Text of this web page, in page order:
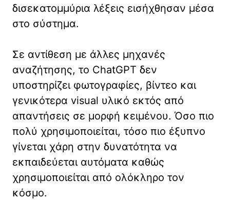
δισεκατομμύρια λέξεις εισήχθησαν μέσα
στο σύστημα.
Σε αντίθεση με άλλες μηχανές
αναζήτησης, το ChatGPT δεν
υποστηρίζει φωτογραφίες, βίντεο και
γενικότερα visual υλικό εκτός από
απαντήσεις σε μορφή κειμένου. Όσο πιο
πολύ χρησιμοποιείται, τόσο πιο έξυπνο
γίνεται χάρη στην δυνατότητα να
εκπαιδεύεται αυτόματα καθώς
χρησιμοποιείται από ολόκληρο τον
κόσμο.